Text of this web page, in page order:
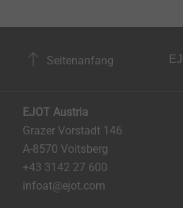
Seitenanfang
EJOT Austria
Grazer Vorstadt 146
A-8570 Voitsberg
+43 3142 27 600
infoat@ejot.com